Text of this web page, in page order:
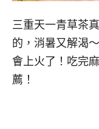
三重天一青草茶
的，消暑又解渴
會上火了！吃完
薦！